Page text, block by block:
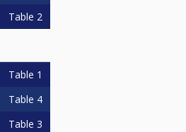
Table 2
Table 1
Table 4
Table 3